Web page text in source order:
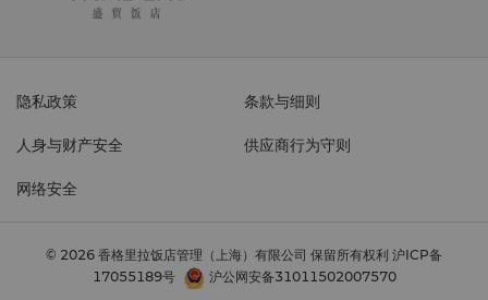
隐私政策 条款与细则
人身与财产安全 供应商行为守则
网络安全
© 2026 香格里拉饭店管理（上海）有限公司 保留所有权利 沪ICP备
17055189号
沪公网安备31011502007570